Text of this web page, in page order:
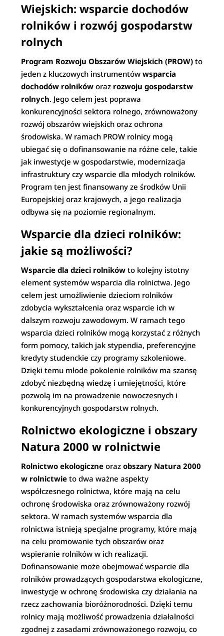
Wiejskich: wsparcie dochodów
rolników i rozwój gospodarstw
rolnych
Program Rozwoju Obszarów Wiejskich (PROW) to
jeden z kluczowych instrumentówwsparcia
dochodów rolników oraz rozwoju gospodarstw
rolnych. Jego celem jest poprawa
konkurencyjności sektora rolnego, zrównoważony
rozwój obszarów wiejskich oraz ochrona
środowiska. W ramach PROW rolnicy mogą
ubiegać się o dofinansowanie na różne cele, takie
jak inwestycje w gospodarstwie, modernizacja
infrastruktury czy wsparcie dla młodych rolników.
Program ten jest finansowany ze środków Unii
Europejskiej oraz krajowych, a jego realizacja
odbywa się na poziomie regionalnym.
Wsparcie dla dzieci rolników:
jakie są możliwości?
Wsparcie dla dzieci rolników to kolejny istotny
element systemów wsparcia dla rolnictwa. Jego
celem jest umożliwienie dzieciom rolników
zdobycia wykształcenia oraz wsparcie ich w
dalszym rozwoju zawodowym. W ramach tego
wsparcia dzieci rolników mogą korzystać z różnych
form pomocy, takich jak stypendia, preferencyjne
kredyty studenckie czy programy szkoleniowe.
Dzięki temu młode pokolenie rolników ma szansę
zdobyć niezbędną wiedzę i umiejętności, które
pozwolą im na prowadzenie nowoczesnych i
konkurencyjnych gospodarstw rolnych.
Rolnictwo ekologiczne i obszary
Natura 2000 w rolnictwie
Rolnictwo ekologiczne orazobszary Natura 2000
w rolnictwie to dwa ważne aspekty
współczesnego rolnictwa, które mają na celu
ochronę środowiska oraz zrównoważony rozwój
sektora. W ramach systemów wsparcia dla
rolnictwa istnieją specjalne programy, które mają
na celu promowanie tych obszarów oraz
wspieranie rolników w ich realizacji.
Dofinansowanie może obejmować wsparcie dla
rolników prowadzących gospodarstwa ekologiczne,
inwestycje w ochronę środowiska czy działania na
rzecz zachowania bioróżnorodności. Dzięki temu
rolnicy mają możliwość prowadzenia działalności
zgodnej z zasadami zrównoważonego rozwoju, co